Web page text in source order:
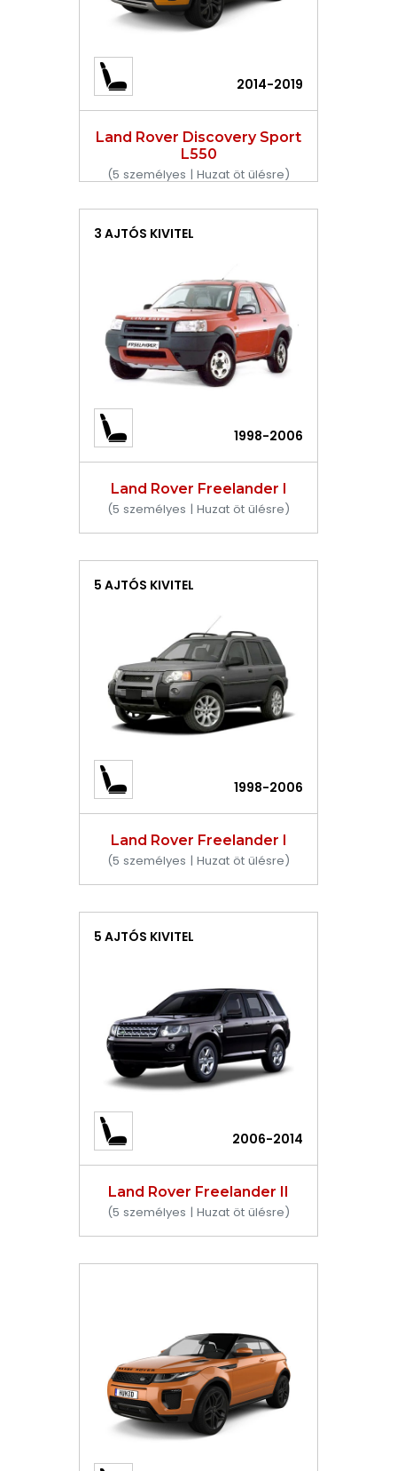
2014-2019
Land Rover Discovery Sport
L550
(5 személyes | Huzat öt ülésre)
1998-2006
3 AJTÓS KIVITEL
Land Rover Freelander I
(5 személyes | Huzat öt ülésre)
1998-2006
5 AJTÓS KIVITEL
Land Rover Freelander I
(5 személyes | Huzat öt ülésre)
2006-2014
5 AJTÓS KIVITEL
Land Rover Freelander II
(5 személyes | Huzat öt ülésre)